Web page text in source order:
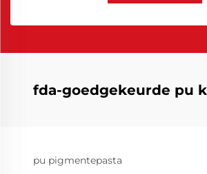
fda-goedgekeurde pu
pu pigmentepasta